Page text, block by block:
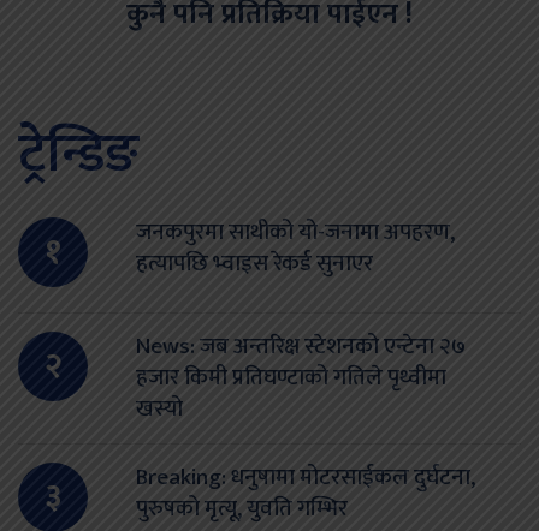
कुनै पनि प्रतिक्रिया पाईएन !
ट्रेन्डिङ
१
जनकपुरमा साथीको यो-जनामा अपहरण,
हत्यापछि भ्वाइस रेकर्ड सुनाएर
२
News: जब अन्तरिक्ष स्टेशनको एन्टेना २७
हजार किमी प्रतिघण्टाको गतिले पृथ्वीमा
खस्यो
३
Breaking: धनुषामा मोटरसाईकल दुर्घटना,
पुरुषको मृत्यू, युवति गम्भिर